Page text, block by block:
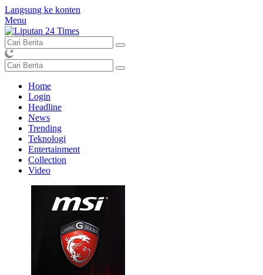
Langsung ke konten
Menu
Home
Login
Headline
News
Trending
Teknologi
Entertainment
Collection
Video